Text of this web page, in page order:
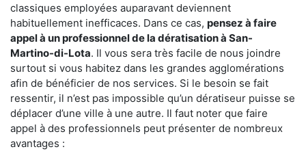
classiques employées auparavant deviennent
habituellement inefficaces. Dans ce cas, pensez à faire
appel à un professionnel de la dératisation à San-
Martino-di-Lota. Il vous sera très facile de nous joindre
surtout si vous habitez dans les grandes agglomérations
afin de bénéficier de nos services. Si le besoin se fait
ressentir, il n’est pas impossible qu’un dératiseur puisse se
déplacer d’une ville à une autre. Il faut noter que faire
appel à des professionnels peut présenter de nombreux
avantages :